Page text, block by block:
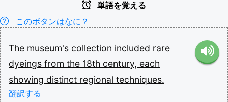
単語を覚える
このボタンはなに？
The museum's collection included rare
dyeings from the 18th century, each
showing distinct regional techniques.
翻訳する